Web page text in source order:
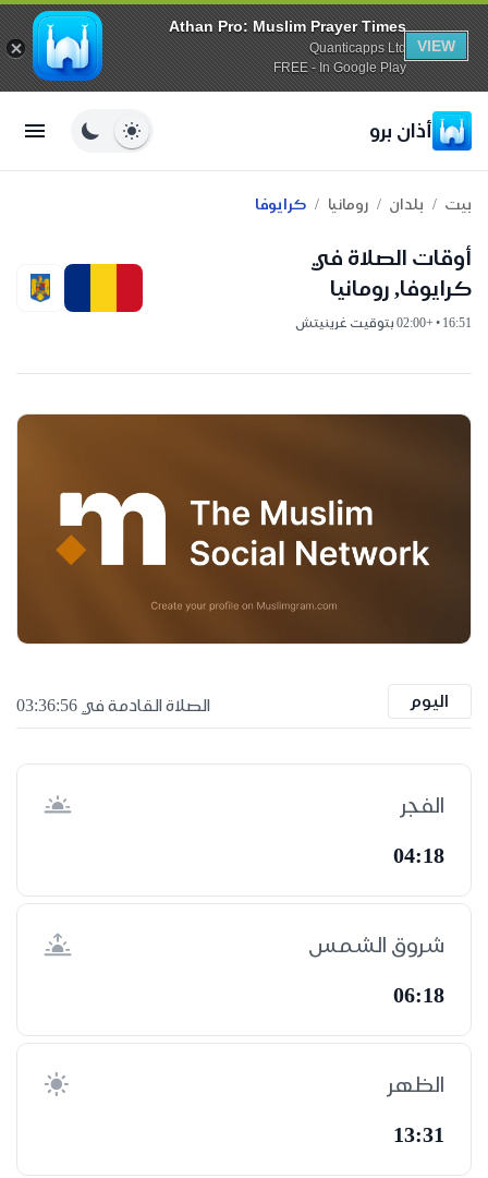
Athan Pro: Muslim Prayer Times
Quanticapps Ltd
FREE - In Google Play
VIEW
أذان برو
بيت / بلدان / رومانيا / كرايوفا
أوقات الصلاة في
كرايوفا, رومانيا
16:51 • +02:00 بتوقيت غرينيتش
اليوم الصلاة القادمة في 03:36:55
الفجر
04:18
شروق الشمس
06:18
الظهر
13:31